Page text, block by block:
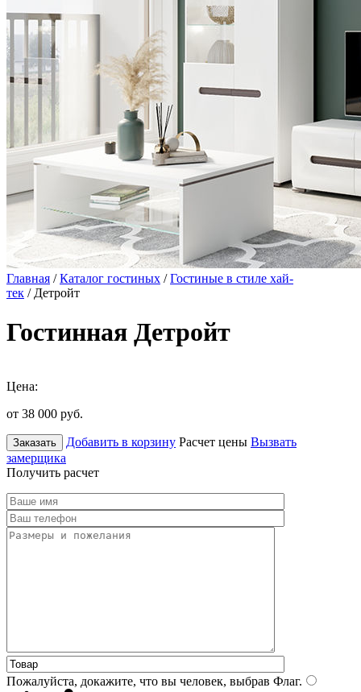
Главная /Каталог гостиных /Гостиные в стиле хай-
тек / Детройт
Гостинная Детройт
Цена:
от 38 000 руб.
Заказать Добавить в корзину Расчет цены Вызвать
замерщика
Получить расчет
Пожалуйста, докажите, что вы человек, выбрав Флаг.